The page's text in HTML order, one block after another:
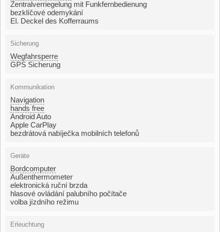
Zentralverriegelung mit Funkfernbedienung
bezklíčové odemykání
El. Deckel des Kofferraums
Sicherung
Wegfahrsperre
GPS Sicherung
Kommunikation
Navigation
hands free
Android Auto
Apple CarPlay
bezdrátová nabíječka mobilních telefonů
Geräte
Bordcomputer
Außenthermometer
elektronická ruční brzda
hlasové ovládání palubního počítače
volba jízdního režimu
Erleuchtung